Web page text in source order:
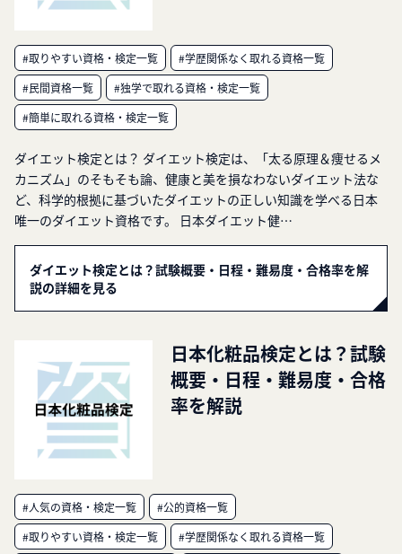
#取りやすい資格・検定一覧
#学歴関係なく取れる資格一覧
#民間資格一覧
#独学で取れる資格・検定一覧
#簡単に取れる資格・検定一覧
ダイエット検定とは？ ダイエット検定は、「太る原理＆痩せるメ
カニズム」のそもそも論、健康と美を損なわないダイエット法な
ど、科学的根拠に基づいたダイエットの正しい知識を学べる日本
唯一のダイエット資格です。 日本ダイエット健…
ダイエット検定とは？試験概要・日程・難易度・合格率を解
説の詳細を見る
日本化粧品検定とは？試験
概要・日程・難易度・合格
率を解説
#人気の資格・検定一覧
#公的資格一覧
#取りやすい資格・検定一覧
#学歴関係なく取れる資格一覧